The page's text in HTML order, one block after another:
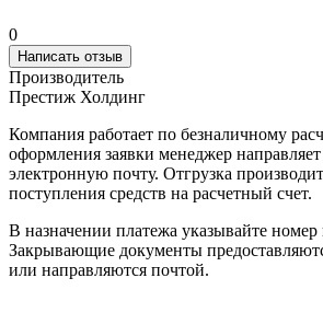
0
Написать отзыв
Производитель
Престиж Холдинг
Компания работает по безналичному
оформления заявки менеджер направляет
электронную почту. Отгрузка
поступления средств на расчетный счет.
В назначении платежа указывайте номер
Закрывающие документы
или направляются почтой.